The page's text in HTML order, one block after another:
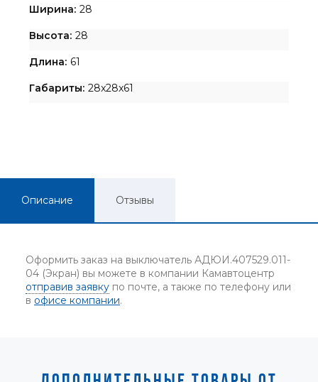
Ширина: 28
Высота: 28
Длина: 61
Габариты: 28x28x61
Описание Отзывы
Оформить заказ на выключатель АДЮИ.407529.011-
04 (Экран) вы можете в компании Камавтоцентр
отправив заявку по почте, а также по телефону или
в офисе компании.